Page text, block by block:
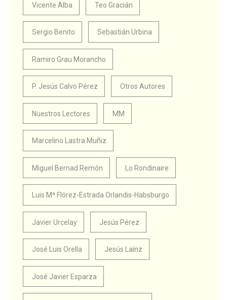
Vicente Alba Teo Gracián
Sergio Benito Sebastián Urbina
Ramiro Grau Morancho
P. Jesús Calvo Pérez Otros Autores
Nuestros Lectores MM
Marcelino Lastra Muñiz
Miguel Bernad Remón Lo Rondinaire
Luis Mª Flórez-Estrada Orlandis-Habsburgo
Javier Urcelay Jesús Pérez
José Luis Orella Jesús Laínz
José Javier Esparza